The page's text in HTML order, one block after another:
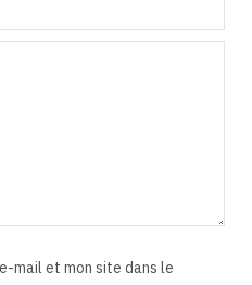
mail et mon site dans le